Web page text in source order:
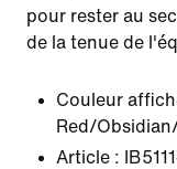
pour rester au
de la tenue de
Couleur
Red/
Article :